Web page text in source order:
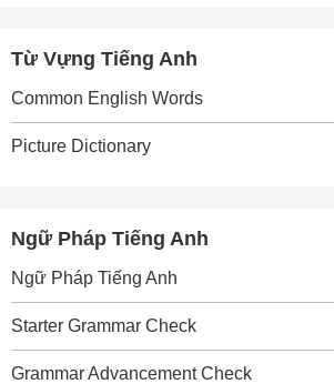
Từ Vựng Tiếng Anh
Common English Words
Picture Dictionary
Ngữ Pháp Tiếng Anh
Ngữ Pháp Tiếng Anh
Starter Grammar Check
Grammar Advancement Check